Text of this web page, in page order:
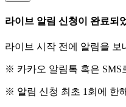
라이브 알림 신청이 완료되
라이브 시작 전에 알림을 보
※ 카카오 알림톡 혹은 SMS
※ 알림 신청 최초 1회에 한